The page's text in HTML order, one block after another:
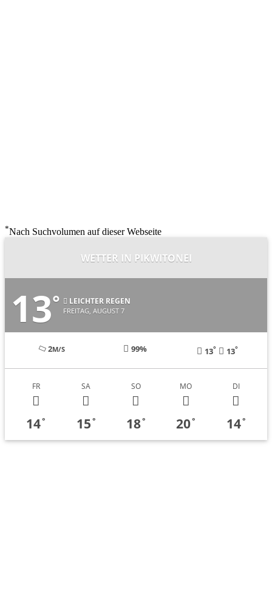
*Nach Suchvolumen auf dieser Webseite
WETTER IN PIKWITONEI
13° LEICHTER REGEN
FREITAG, AUGUST 7
2M/S 99% 13° 13°
FR
14°
SA
15°
SO
18°
MO
20°
DI
14°